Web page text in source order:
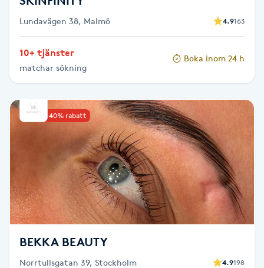
Gel naglar
Gellack
Gellack med förstärkning
Gravidmassage
Gravidyoga
Gruppträning
Lundavägen 38, Malmö 4.9163
10+ tjänster
matchar sökning
Boka inom 24 h
Upp till 40% rabatt
BEKKA BEAUTY
Norrtullsgatan 39, Stockholm 4.9198